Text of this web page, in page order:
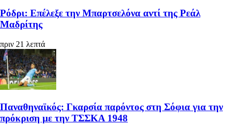
Ρόδρι: Επέλεξε την Μπαρτσελόνα αντί της Ρεάλ
Μαδρίτης
πριν 21 λεπτά
Παναθηναϊκός: Γκαρσία παρόντος στη Σόφια για την
πρόκριση με την ΤΣΣΚΑ 1948